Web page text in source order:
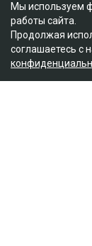
Реклама на
Контакты
Редакционная
Мы в
Мы используем
работы сайта.
Продолжая
соглашаетесь с